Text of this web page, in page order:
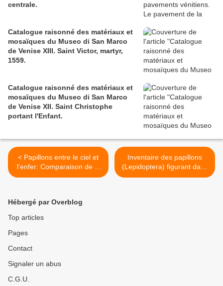
centrale.
Catalogue raisonné des matériaux et
mosaïques du Museo di San Marco
de Venise XIII. Saint Victor, martyr,
1559.
Catalogue raisonné des matériaux et
mosaïques du Museo di San Marco
de Venise XII. Saint Christophe
portant l'Enfant.
< Papillons entre le ciel et
l'enfer: Comparaison de la
Pieridae et Nymphalidae
Pays-Bas au XVIIe siècle
Inventaire des papillons
(Lepidoptera) figurant dans
Animalia rationalia et
Hébergé par Overblog
Top articles
Pages
Contact
Signaler un abus
C.G.U.